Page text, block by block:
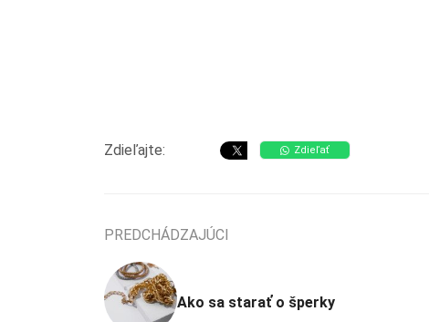
Zdieľajte: Zdieľať
PREDCHÁDZAJÚCI
Ako sa starať o šperky